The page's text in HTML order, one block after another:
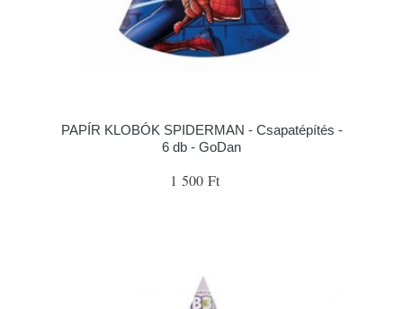
PAPÍR KLOBÓK SPIDERMAN - Csapatépítés -
6 db - GoDan
1 500 Ft